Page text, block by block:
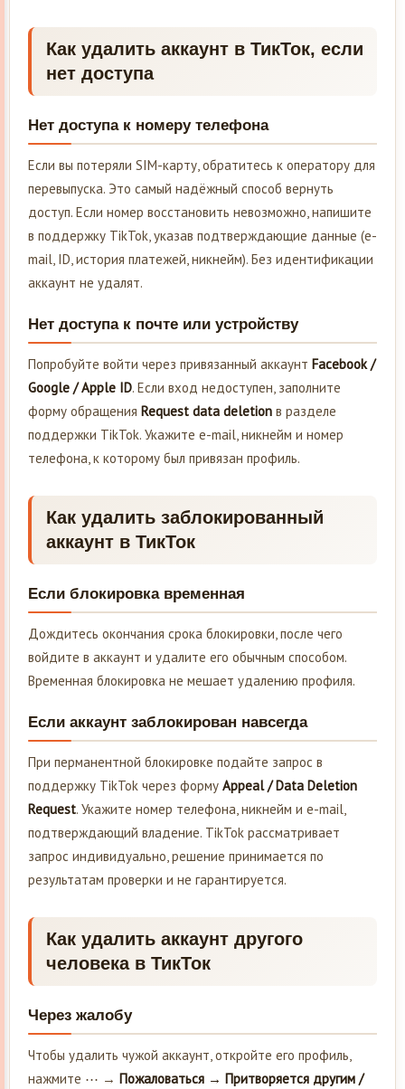
Как удалить аккаунт в ТикТок, если
нет доступа
Нет доступа к номеру телефона
Если вы потеряли SIM-карту, обратитесь к оператору для
перевыпуска. Это самый надёжный способ вернуть
доступ. Если номер восстановить невозможно, напишите
в поддержку TikTok, указав подтверждающие данные (e-
mail, ID, история платежей, никнейм). Без идентификации
аккаунт не удалят.
Нет доступа к почте или устройству
Попробуйте войти через привязанный аккаунт Facebook /
Google / Apple ID. Если вход недоступен, заполните
форму обращения Request data deletion в разделе
поддержки TikTok. Укажите e-mail, никнейм и номер
телефона, к которому был привязан профиль.
Как удалить заблокированный
аккаунт в ТикТок
Если блокировка временная
Дождитесь окончания срока блокировки, после чего
войдите в аккаунт и удалите его обычным способом.
Временная блокировка не мешает удалению профиля.
Если аккаунт заблокирован навсегда
При перманентной блокировке подайте запрос в
поддержку TikTok через форму Appeal / Data Deletion
Request. Укажите номер телефона, никнейм и e-mail,
подтверждающий владение. TikTok рассматривает
запрос индивидуально, решение принимается по
результатам проверки и не гарантируется.
Как удалить аккаунт другого
человека в ТикТок
Через жалобу
Чтобы удалить чужой аккаунт, откройте его профиль,
нажмите ⋯ → Пожаловаться → Притворяется другим /